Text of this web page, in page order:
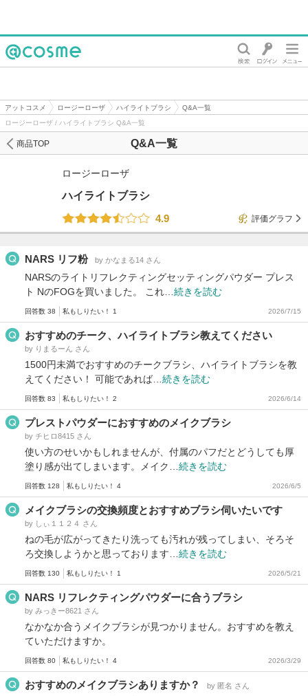
アットコスメ ロージーローザ ハイライトブラシ
Q&A一覧
ロージーローザ / ハイライトブラシ Q&A一覧
Q&A一覧
商品TOP
ロージーローザ
ハイライトブラシ
4.9
評価グラフ
NARS リフ粉 by かなまる14 さん
NARSのライトリフレクティングセッティングパウダー プレス
ト NのFOGを買いました。 これ… 続きを読む
回答数 38 私もしりたい！ 1 2026/7/15
おすすめのチーク、ハイライトブラシ教えてください
by りまるーん さん
1500円未満でおすすめのチークブラシ、ハイライトブラシを教
えてください！ 可能であれば… 続きを読む
回答数 83 私もしりたい！ 2 2026/6/14
プレストパウダーにおすすめのメイクブラシ
by チヒロ8415 さん
使い方のせいかもしれませんが、付属のパフだとどうしても厚
塗り感が出てしまいます。メイク… 続きを読む
回答数 128 私もしりたい！ 4 2026/6/5
メイクブラシの交換頻度とおすすめブラシ伺いたいです
by しぃ１１２４ さん
ねの毛が広がってきたり洗っても汚れが残ってしまい、そろそ
ろ交換しようかと思っております… 続きを読む
回答数 130 私もしりたい！ 1 2026/5/21
NARS リフレクティングパウダーに合うブラシ
by みっきー8621 さん
なかなか合うメイクブラシが見つかりません。おすすめを教え
ていただけますか。
回答数 80 私もしりたい！ 4 2026/3/29
おすすめのメイクブラシありますか？ by 匿名 さん